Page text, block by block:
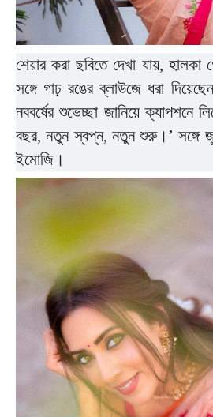
শেয়ার করা ছবিতে দেখা যায়,
সঙ্গে গাঢ় রঙের ব্লাউজে ধরা
নববর্ষের শুভেচ্ছা জানিয়ে ক্যাপশনে
বছর, নতুন স্বপ্ন, নতুন শুরু।’ সঙ্গে
ইমোজি।